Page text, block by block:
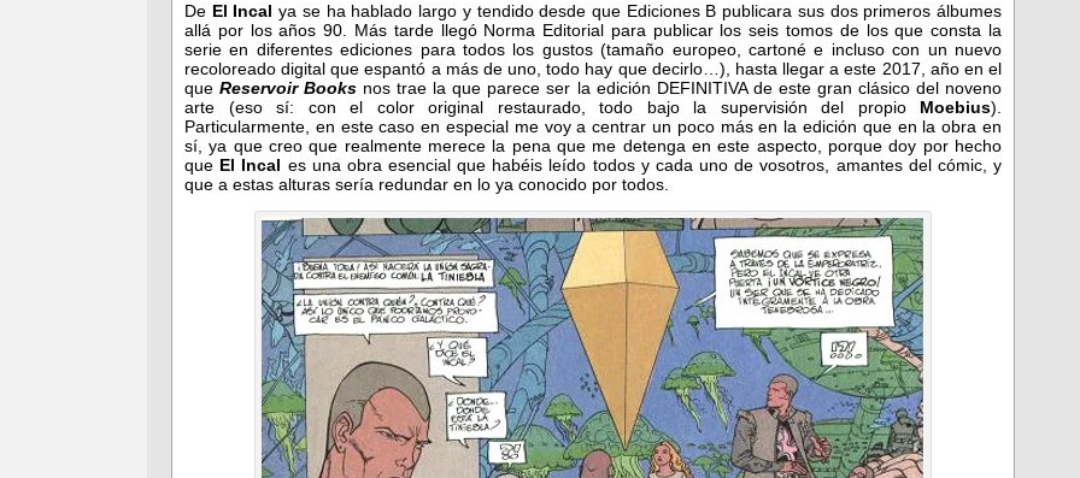
De El Incal ya se ha hablado largo y tendido desde que Ediciones B publicara sus dos primeros álbumes
allá por los años 90. Más tarde llegó Norma Editorial para publicar los seis tomos de los que consta la
serie en diferentes ediciones para todos los gustos (tamaño europeo, cartoné e incluso con un nuevo
recoloreado digital que espantó a más de uno, todo hay que decirlo…), hasta llegar a este 2017, año en el
queReservoir Books nos trae la que parece ser la edición DEFINITIVA de este gran clásico del noveno
arte (eso sí: con el color original restaurado, todo bajo la supervisión del propio Moebius).
Particularmente, en este caso en especial me voy a centrar un poco más en la edición que en la obra en
sí, ya que creo que realmente merece la pena que me detenga en este aspecto, porque doy por hecho
que El Incal es una obra esencial que habéis leído todos y cada uno de vosotros, amantes del cómic, y
que a estas alturas sería redundar en lo ya conocido por todos.